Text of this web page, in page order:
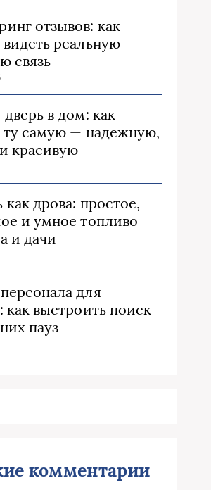
отзывов: как
видеть реальную
связь
дверь в дом: как
ту самую — надежную,
красивую
как дрова: простое,
и умное топливо
и дачи
для
как выстроить поиск
пауз
комментарии